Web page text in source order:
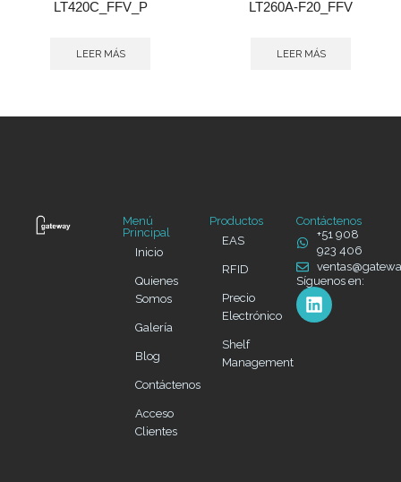
LT420C_FFV_P
LEER MÁS
LT260A-F20_FFV
LEER MÁS
Menú
Principal
Inicio
Quienes
Somos
Galería
Blog
Contáctenos
Acceso
Clientes
Productos
EAS
RFID
Precio
Electrónico
Shelf
Management
Contáctenos
+51 908
923 406
Síguenos en: